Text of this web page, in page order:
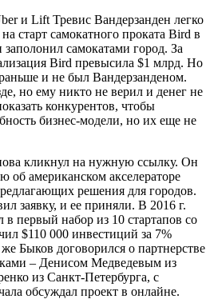
и Lift Тревис Вандерзанден легко
старт самокатного проката Bird в
самокатами город. За
Bird превысила $1 млрд. Но
и не был Вандерзанденом.
но ему никто не верил и денег не
конкурентов, чтобы
бизнес-модели, но их еще не
кликнул на нужную ссылку. Он
американском акселераторе
решения для городов.
заявку, и ее приняли. В 2016 г.
первый набор из 10 стартапов со
$110 000 инвестиций за 7%
Быков договорился о партнерстве
– Денисом Медведевым из
из Санкт-Петербурга, с
обсуждал проект в онлайне.